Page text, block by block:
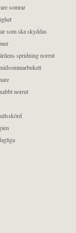
somrar
som ska skyddas
spridning norrut
norrut